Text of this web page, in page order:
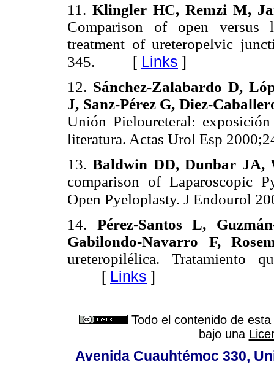
11. Klingler HC, Remzi M,
Comparison of open versus
treatment of ureteropelvic
345.
[ Links ]
12. Sánchez-Zalabardo D,
J, Sanz-Pérez G, Diez-
Unión Pieloureteral:
literatura. Actas Urol Esp
13.Baldwin DD, Dunbar JA,
comparison of Laparoscopic
Open Pyeloplasty. J Endourol
14. Pérez-Santos L,
Gabilondo-Navarro F,
ureteropilélica. Tratamiento
[ Links ]
Todo el contenido de
bajo una
Avenida Cuauhtémoc 330,